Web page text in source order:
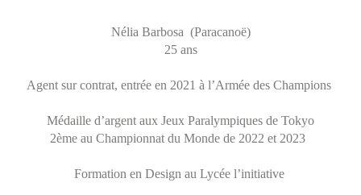
Nélia Barbosa (Paracanoë)
25 ans
Agent sur contrat, entrée en 2021 à l’Armée des Champions
Médaille d’argent aux Jeux Paralympiques de Tokyo
2ème au Championnat du Monde de 2022 et 2023
Formation en Design au Lycée l’initiative